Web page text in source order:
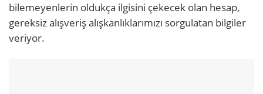
bilemeyenlerin oldukça ilgisini çekecek olan hesap,
gereksiz alışveriş alışkanlıklarımızı sorgulatan bilgiler
veriyor.